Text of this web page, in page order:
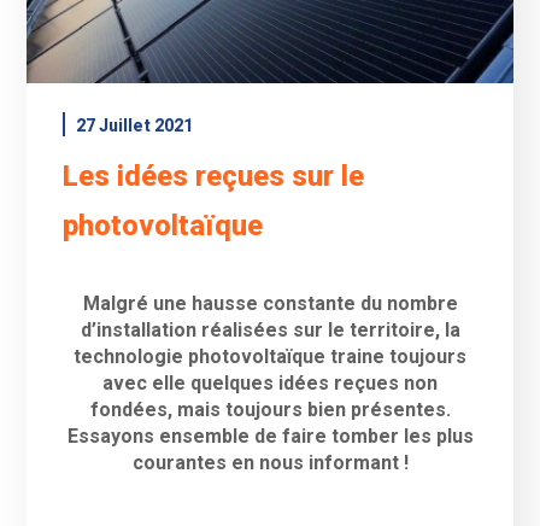
27 Juillet 2021
Les idées reçues sur le
photovoltaïque
Malgré une hausse constante du nombre
d’installation réalisées sur le territoire, la
technologie photovoltaïque traine toujours
avec elle quelques idées reçues non
fondées, mais toujours bien présentes.
Essayons ensemble de faire tomber les plus
courantes en nous informant !